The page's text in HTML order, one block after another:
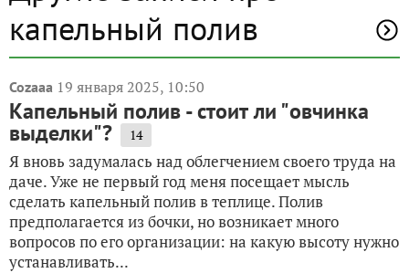
капельный полив
Cozaaa 19 января 2025, 10:50
Капельный полив - стоит ли "овчинка
выделки"? 14
Я вновь задумалась над облегчением своего труда на
даче. Уже не первый год меня посещает мысль
сделать капельный полив в теплице. Полив
предполагается из бочки, но возникает много
вопросов по его организации: на какую высоту нужно
устанавливать...